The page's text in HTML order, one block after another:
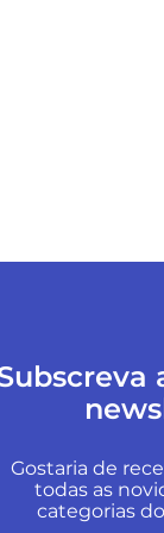
Gostaria de
todas as
categorias